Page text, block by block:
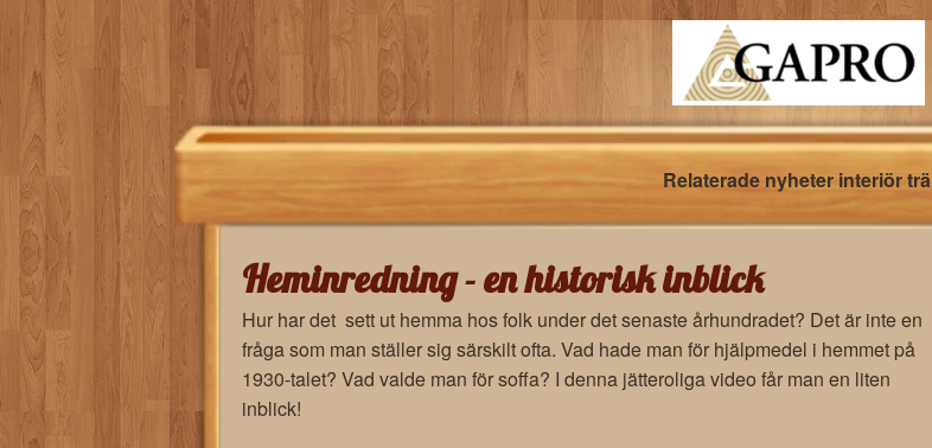
Relaterade nyheter interiör trä
Heminredning - en historisk inblick
Hur har det sett ut hemma hos folk under det senaste århundradet? Det är inte en
fråga som man ställer sig särskilt ofta. Vad hade man för hjälpmedel i hemmet på
1930-talet? Vad valde man för soffa? I denna jätteroliga video får man en liten
inblick!